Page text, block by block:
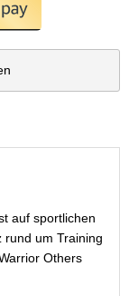
auf sportlichen
rund um Training
Others